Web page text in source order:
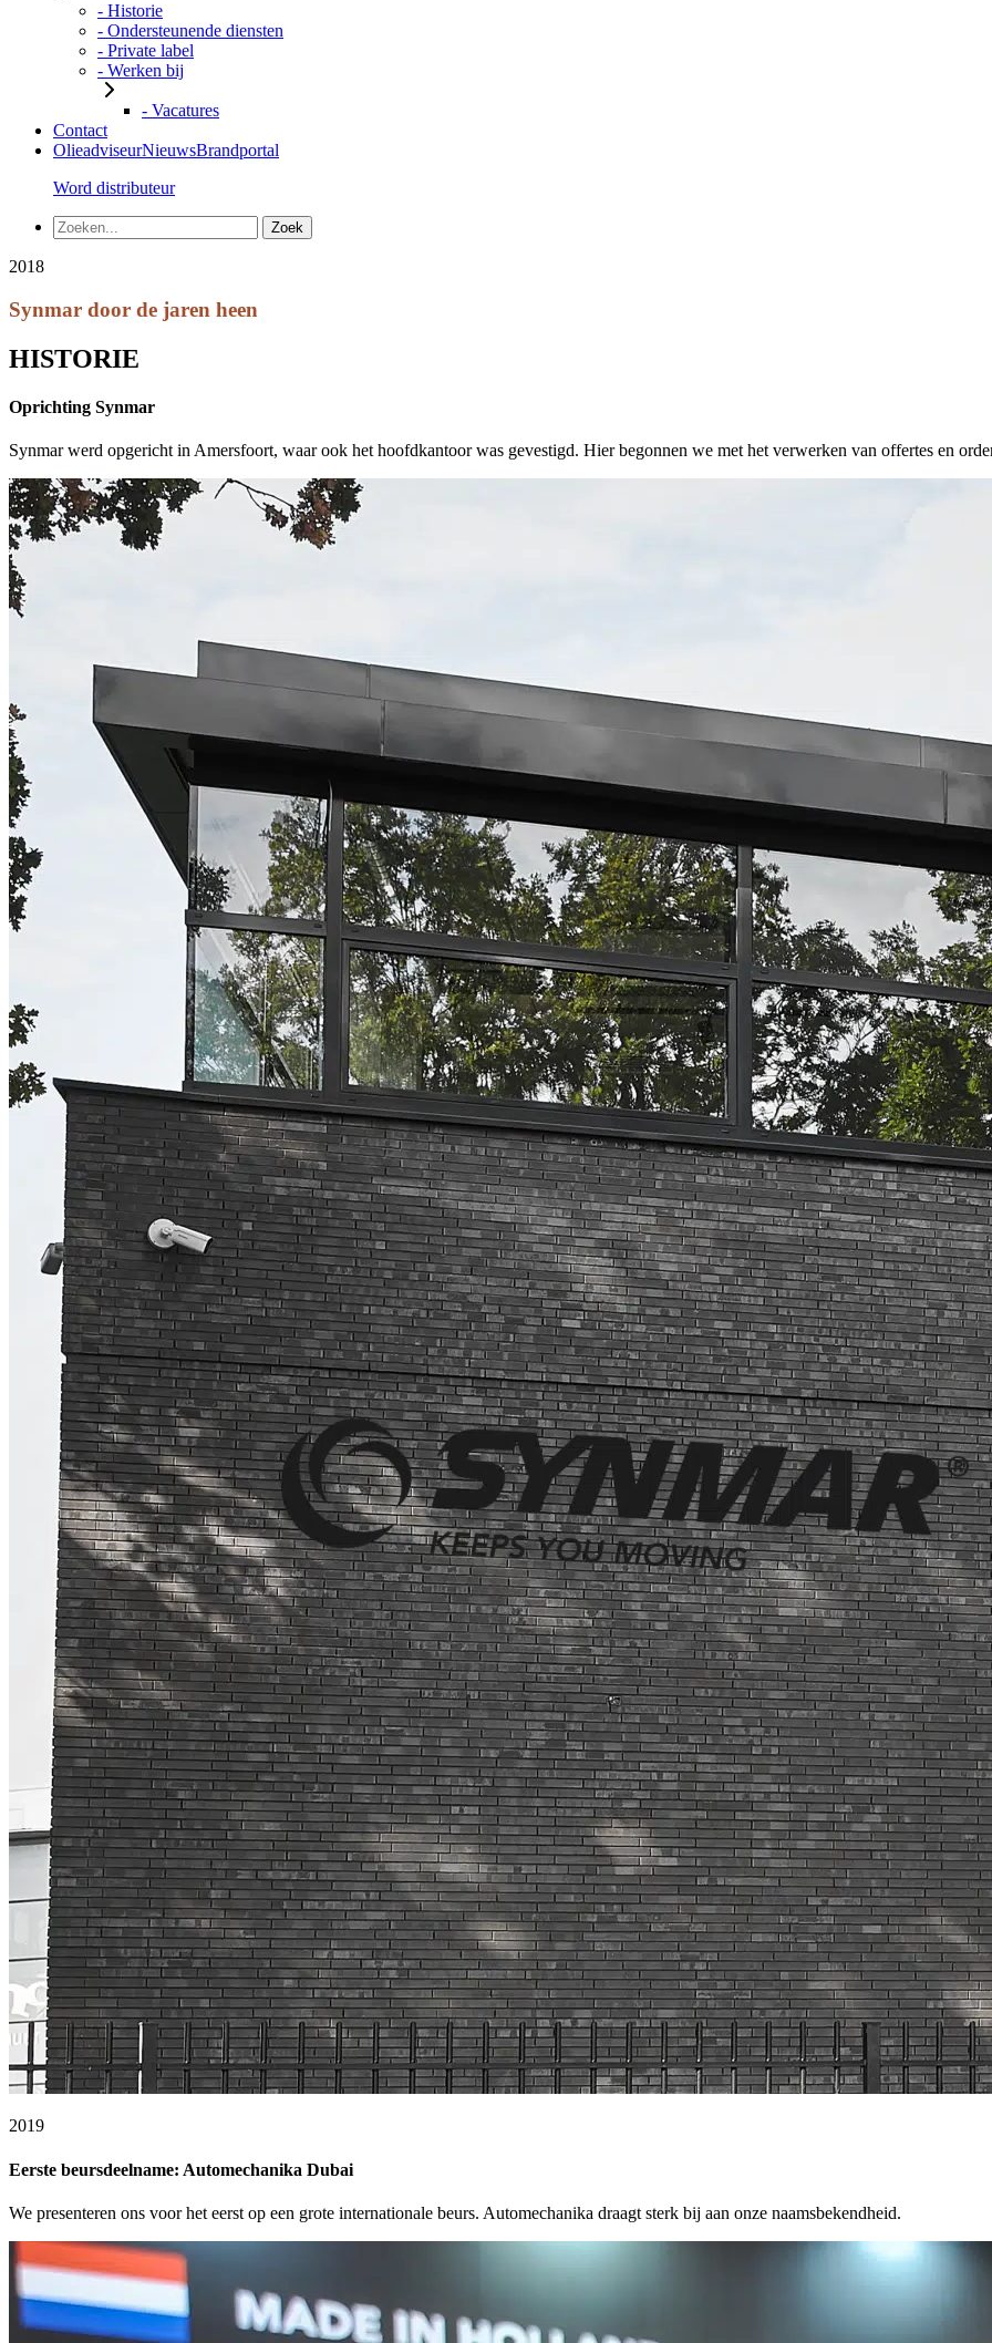
- Historie
- Ondersteunende diensten
- Private label
- Werken bij
- Vacatures
Contact
OlieadviseurNieuwsBrandportal
Word distributeur
2018
Synmar door de jaren heen
HISTORIE
Oprichting Synmar
Synmar werd opgericht in Amersfoort, waar ook het hoofdkantoor was gevestigd. Hier begonnen we met het verwerken van offertes en
2019
Eerste beursdeelname: Automechanika Dubai
We presenteren ons voor het eerst op een grote internationale beurs. Automechanika draagt sterk bij aan onze naamsbekendheid.